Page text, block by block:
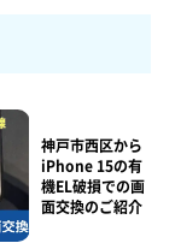
神戸市西区から
iPhone 15の有
機EL破損での画
面交換のご紹介